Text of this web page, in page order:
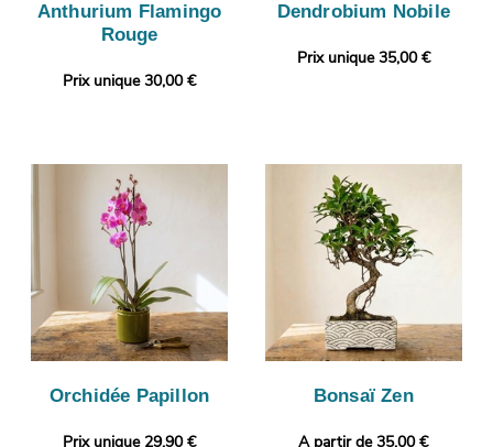
Anthurium Flamingo
Rouge
Prix unique 30,00 €
Dendrobium Nobile
Prix unique 35,00 €
Orchidée Papillon
Prix unique 29,90 €
Bonsaï Zen
A partir de 35,00 €